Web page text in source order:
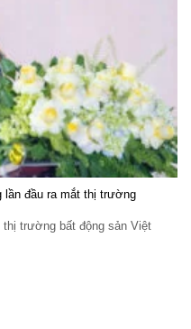
lần đầu ra mắt thị trường
trường bất động sản Việt